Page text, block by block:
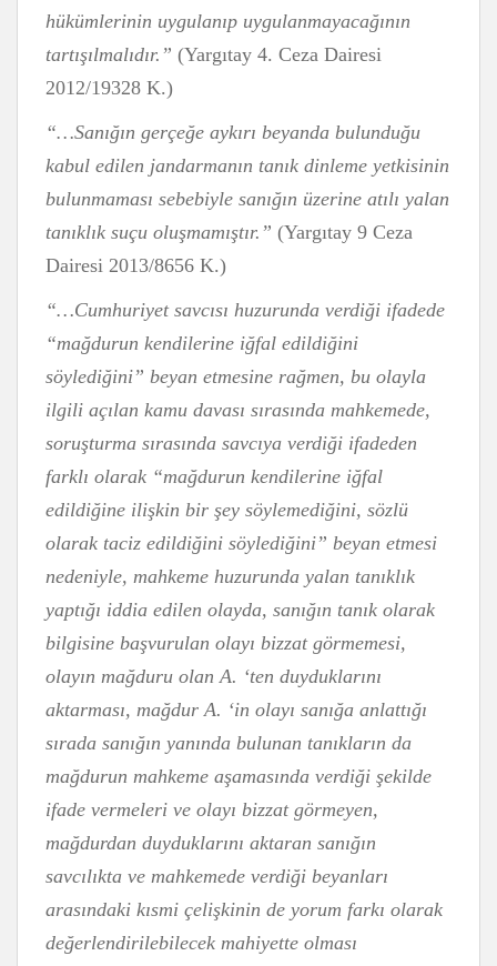
hükümlerinin uygulanıp uygulanmayacağının
tartışılmalıdır.” (Yargıtay 4. Ceza Dairesi
2012/19328 K.)
“…Sanığın gerçeğe aykırı beyanda bulunduğu
kabul edilen jandarmanın tanık dinleme yetkisinin
bulunmaması sebebiyle sanığın üzerine atılı yalan
tanıklık suçu oluşmamıştır.” (Yargıtay 9 Ceza
Dairesi 2013/8656 K.)
“…Cumhuriyet savcısı huzurunda verdiği ifadede
“mağdurun kendilerine iğfal edildiğini
söylediğini” beyan etmesine rağmen, bu olayla
ilgili açılan kamu davası sırasında mahkemede,
soruşturma sırasında savcıya verdiği ifadeden
farklı olarak “mağdurun kendilerine iğfal
edildiğine ilişkin bir şey söylemediğini, sözlü
olarak taciz edildiğini söylediğini” beyan etmesi
nedeniyle, mahkeme huzurunda yalan tanıklık
yaptığı iddia edilen olayda, sanığın tanık olarak
bilgisine başvurulan olayı bizzat görmemesi,
olayın mağduru olan A. ‘ten duyduklarını
aktarması, mağdur A. ‘in olayı sanığa anlattığı
sırada sanığın yanında bulunan tanıkların da
mağdurun mahkeme aşamasında verdiği şekilde
ifade vermeleri ve olayı bizzat görmeyen,
mağdurdan duyduklarını aktaran sanığın
savcılıkta ve mahkemede verdiği beyanları
arasındaki kısmi çelişkinin de yorum farkı olarak
değerlendirilebilecek mahiyette olması